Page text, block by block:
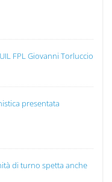
FPL Giovanni Torluccio
presentata
di turno spetta anche